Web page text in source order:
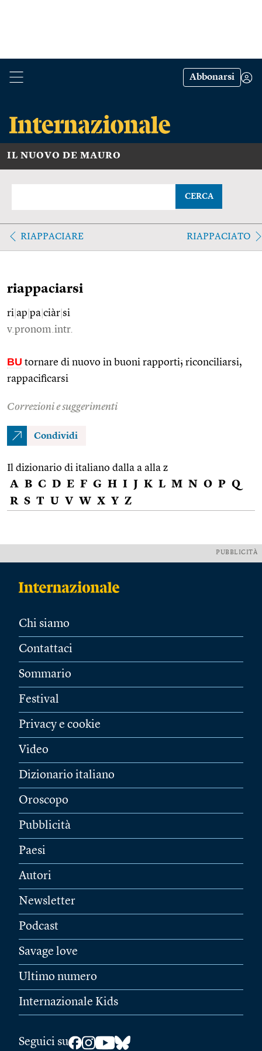
Abbonarsi
IL NUOVO DE MAURO
CERCA
RIAPPACIARE RIAPPACIATO
riappaciarsi
ri ap pa ciàr si
v.pronom.intr.
BU tornare di nuovo in buoni rapporti; riconciliarsi,
rappacificarsi
Correzioni e suggerimenti
Condividi
Il dizionario di italiano dalla a alla z
A B C D E F G H I J K L M N O P Q
R S T U V W X Y Z
PUBBLICITÀ
Chi siamo
Contattaci
Sommario
Festival
Privacy e cookie
Video
Dizionario italiano
Oroscopo
Pubblicità
Paesi
Autori
Newsletter
Podcast
Savage love
Ultimo numero
Internazionale Kids
Seguici su